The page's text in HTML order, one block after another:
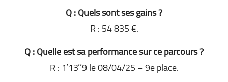
Q : Quels sont ses gains ?
R : 54 835 €.
Q : Quelle est sa performance sur ce parcours ?
R : 1’13’’9 le 08/04/25 – 9e place.